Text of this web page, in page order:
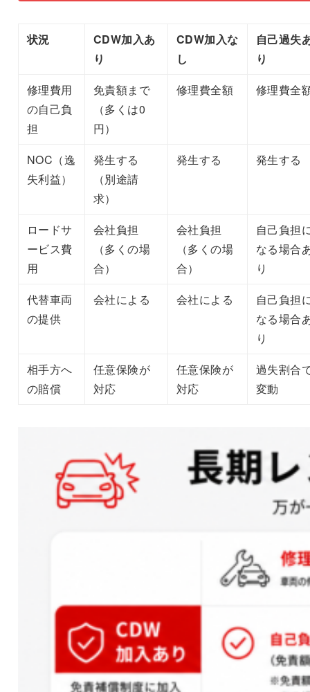
状況
CDW加入あ
り
CDW加入な
し
自己過失
り
修理費用
の自己負
担
免責額まで
（多くは0
円）
修理費全額 修理費全
NOC（逸
失利益）
発生する
（別途請
求）
発生する 発生する
ロードサ
ービス費
用
会社負担
（多くの場
合）
会社負担
（多くの場
合）
自己負担
なる場合
り
代替車両
の提供
会社による 会社による
自己負担
なる場合
り
相手方へ
の賠償
任意保険が
対応
任意保険が
対応
過失割合
変動